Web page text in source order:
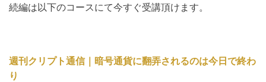
続編は以下のコースにて今すぐ受講頂けます。
週刊クリプト通信｜暗号通貨に翻弄されるのは今日で終わ
り